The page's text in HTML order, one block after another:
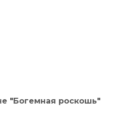
"Богемная роскошь"